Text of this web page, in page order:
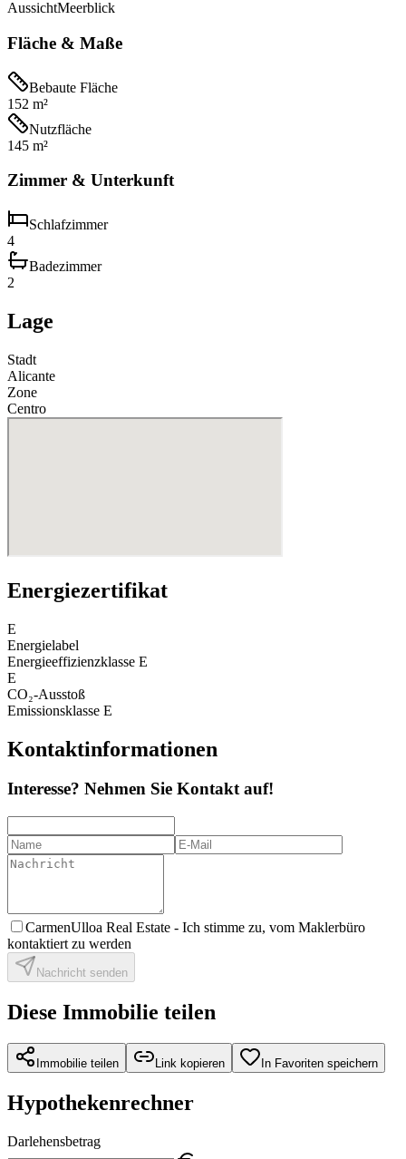
AussichtMeerblick
Fläche & Maße
Bebaute Fläche
152 m²
Nutzfläche
145 m²
Zimmer & Unterkunft
Schlafzimmer
4
Badezimmer
2
Lage
Stadt
Alicante
Zone
Centro
Energiezertifikat
E
Energielabel
Energieeffizienzklasse E
E
CO₂-Ausstoß
Emissionsklasse E
Kontaktinformationen
Interesse? Nehmen Sie Kontakt auf!
CarmenUlloa Real Estate - Ich stimme zu, vom Maklerbüro
kontaktiert zu werden
Nachricht senden
Diese Immobilie teilen
Immobilie teilen Link kopieren In Favoriten speichern
Hypothekenrechner
Darlehensbetrag